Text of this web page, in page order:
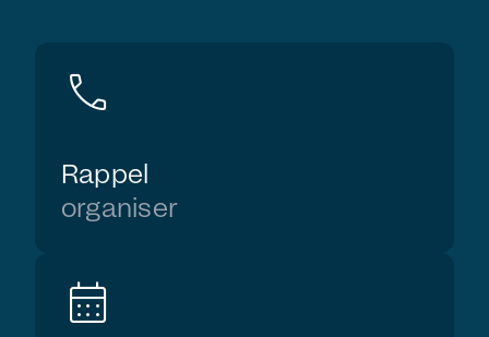
call
Rappel
organiser
calendar_month